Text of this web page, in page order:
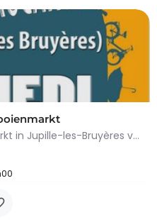
De jaarlijkse Mega Vlooienmarkt in Jupille-les-Bruyères vindt plaats op Place Gilles Étienne en…